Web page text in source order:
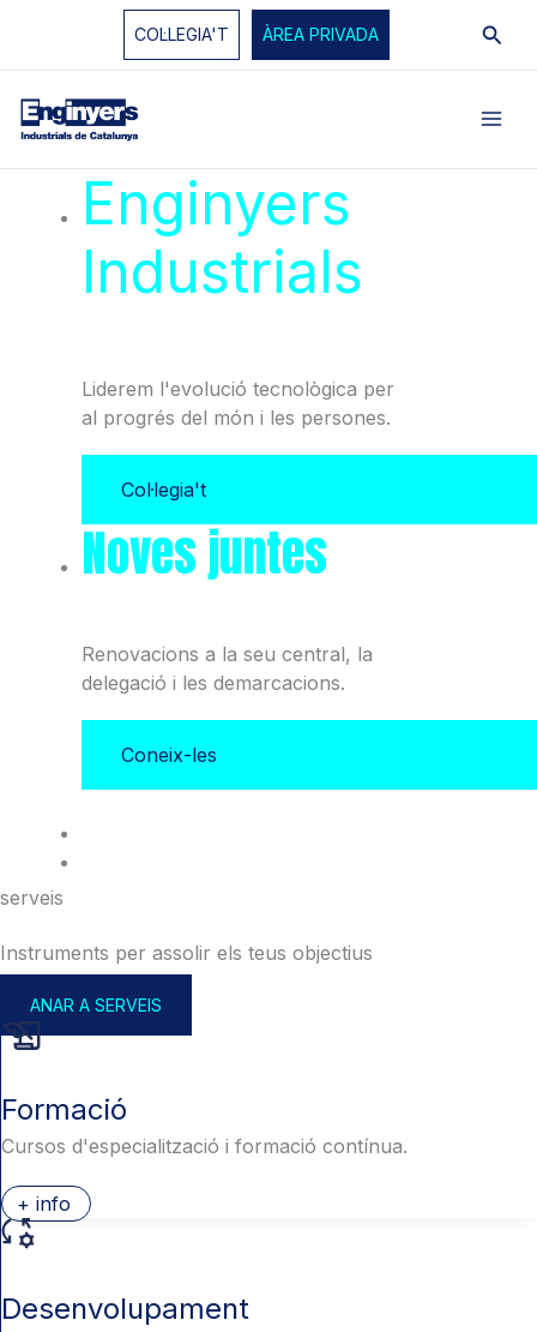
COL·LEGIA'T ÀREA PRIVADA
Enginyers
Industrials
Liderem l'evolució tecnològica per
al progrés del món i les persones.
Col·legia't
Noves juntes
Renovacions a la seu central, la
delegació i les demarcacions.
Coneix-les
serveis
Instruments per assolir els teus objectius
ANAR A SERVEIS
Formació
Cursos d'especialització i formació contínua.
+ info
Desenvolupament